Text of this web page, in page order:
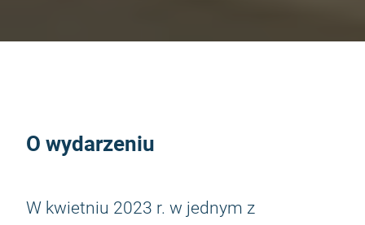
O wydarzeniu
W kwietniu 2023 r. w jednym z